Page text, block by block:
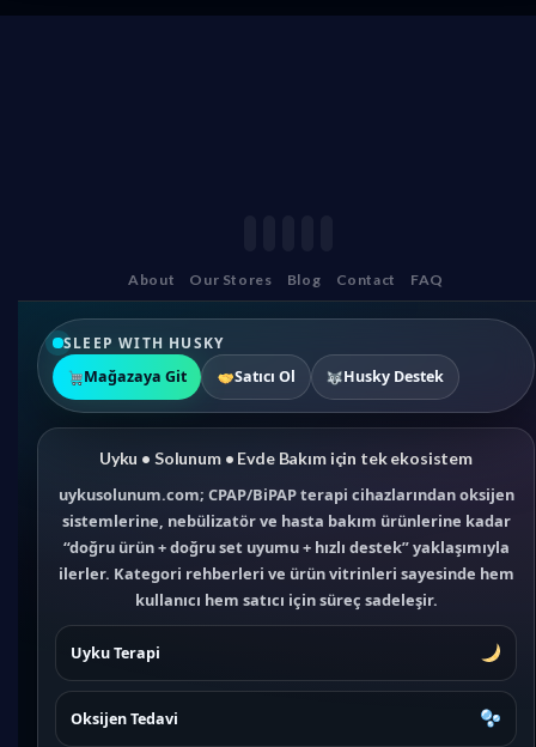
About Our Stores Blog Contact FAQ
SLEEP WITH HUSKY
Mağazaya Git
Satıcı Ol Husky Destek
Uyku • Solunum • Evde Bakım için tek ekosistem
uykusolunum.com; CPAP/BiPAP terapi cihazlarından oksijen
sistemlerine, nebülizatör ve hasta bakım ürünlerine kadar
“doğru ürün + doğru set uyumu + hızlı destek” yaklaşımıyla
ilerler. Kategori rehberleri ve ürün vitrinleri sayesinde hem
kullanıcı hem satıcı için süreç sadeleşir.
Uyku Terapi
Oksijen Tedavi